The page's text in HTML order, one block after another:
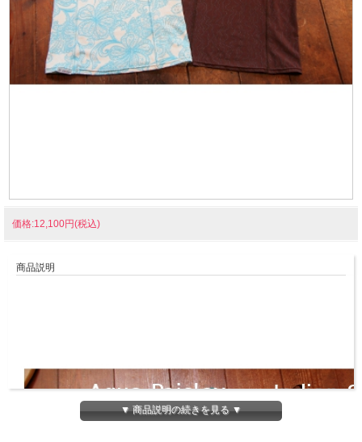
価格:12,100円(税込)
商品説明
▼ 商品説明の続きを見る ▼